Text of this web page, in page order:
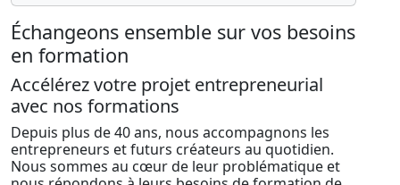
Échangeons ensemble sur vos besoins
en formation
Accélérez votre projet entrepreneurial
avec nos formations
Depuis plus de 40 ans, nous accompagnons les
entrepreneurs et futurs créateurs au quotidien.
Nous sommes au cœur de leur problématique et